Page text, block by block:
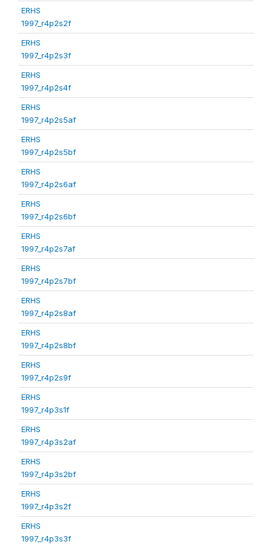
ERHS
1997_r4p2s2f
ERHS
1997_r4p2s3f
ERHS
1997_r4p2s4f
ERHS
1997_r4p2s5af
ERHS
1997_r4p2s5bf
ERHS
1997_r4p2s6af
ERHS
1997_r4p2s6bf
ERHS
1997_r4p2s7af
ERHS
1997_r4p2s7bf
ERHS
1997_r4p2s8af
ERHS
1997_r4p2s8bf
ERHS
1997_r4p2s9f
ERHS
1997_r4p3s1f
ERHS
1997_r4p3s2af
ERHS
1997_r4p3s2bf
ERHS
1997_r4p3s2f
ERHS
1997_r4p3s3f